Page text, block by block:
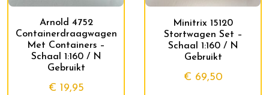
Arnold 4752
Containerdraagwagen
Met Containers –
Schaal 1:160 / N
Gebruikt
€ 19,95
Minitrix 15120
Stortwagen Set –
Schaal 1:160 / N
Gebruikt
€ 69,50